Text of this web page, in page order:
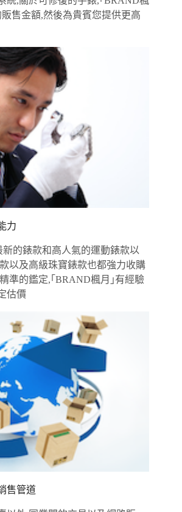
售金額,然後為貴賓您提供更高
力
的錶款和高人氣的運動錶款以
以及高級珠寶錶款也都強力收購
準的鑑定,｢BRAND楓月｣有經驗
估價
售管道